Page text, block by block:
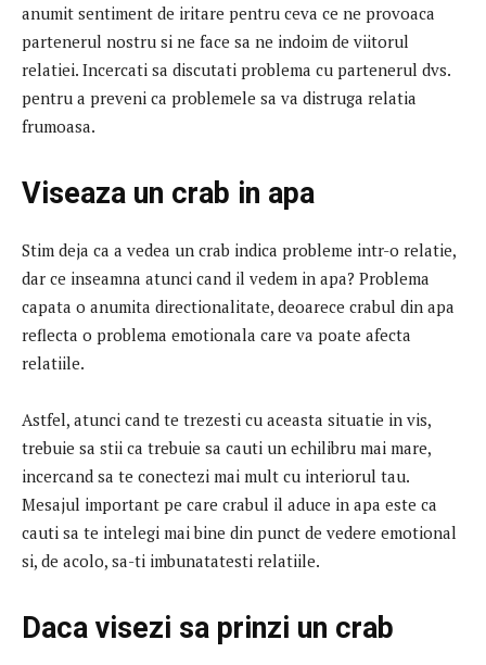
anumit sentiment de iritare pentru ceva ce ne provoaca
partenerul nostru si ne face sa ne indoim de viitorul
relatiei. Incercati sa discutati problema cu partenerul dvs.
pentru a preveni ca problemele sa va distruga relatia
frumoasa.
Viseaza un crab in apa
Stim deja ca a vedea un crab indica probleme intr-o relatie,
dar ce inseamna atunci cand il vedem in apa? Problema
capata o anumita directionalitate, deoarece crabul din apa
reflecta o problema emotionala care va poate afecta
relatiile.
Astfel, atunci cand te trezesti cu aceasta situatie in vis,
trebuie sa stii ca trebuie sa cauti un echilibru mai mare,
incercand sa te conectezi mai mult cu interiorul tau.
Mesajul important pe care crabul il aduce in apa este ca
cauti sa te intelegi mai bine din punct de vedere emotional
si, de acolo, sa-ti imbunatatesti relatiile.
Daca visezi sa prinzi un crab